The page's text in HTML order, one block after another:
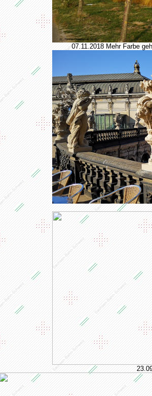
07.11.2018 Mehr Farbe